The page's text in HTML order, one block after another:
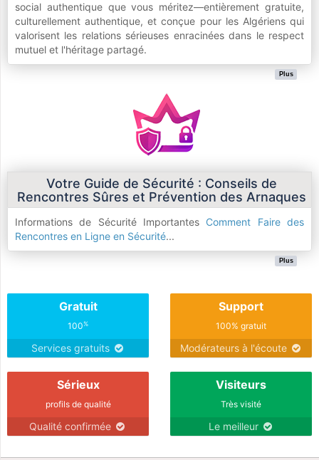
social authentique que vous méritez—entièrement gratuite,
culturellement authentique, et conçue pour les Algériens qui
valorisent les relations sérieuses enracinées dans le respect
mutuel et l'héritage partagé.
Plus
Votre Guide de Sécurité : Conseils de
Rencontres Sûres et Prévention des Arnaques
Informations de Sécurité Importantes Comment Faire des
Rencontres en Ligne en Sécurité...
Plus
Gratuit
100%
Services gratuits
Support
100% gratuit
Modérateurs à l'écoute
Sérieux
profils de qualité
Qualité confirmée
Visiteurs
Très visité
Le meilleur